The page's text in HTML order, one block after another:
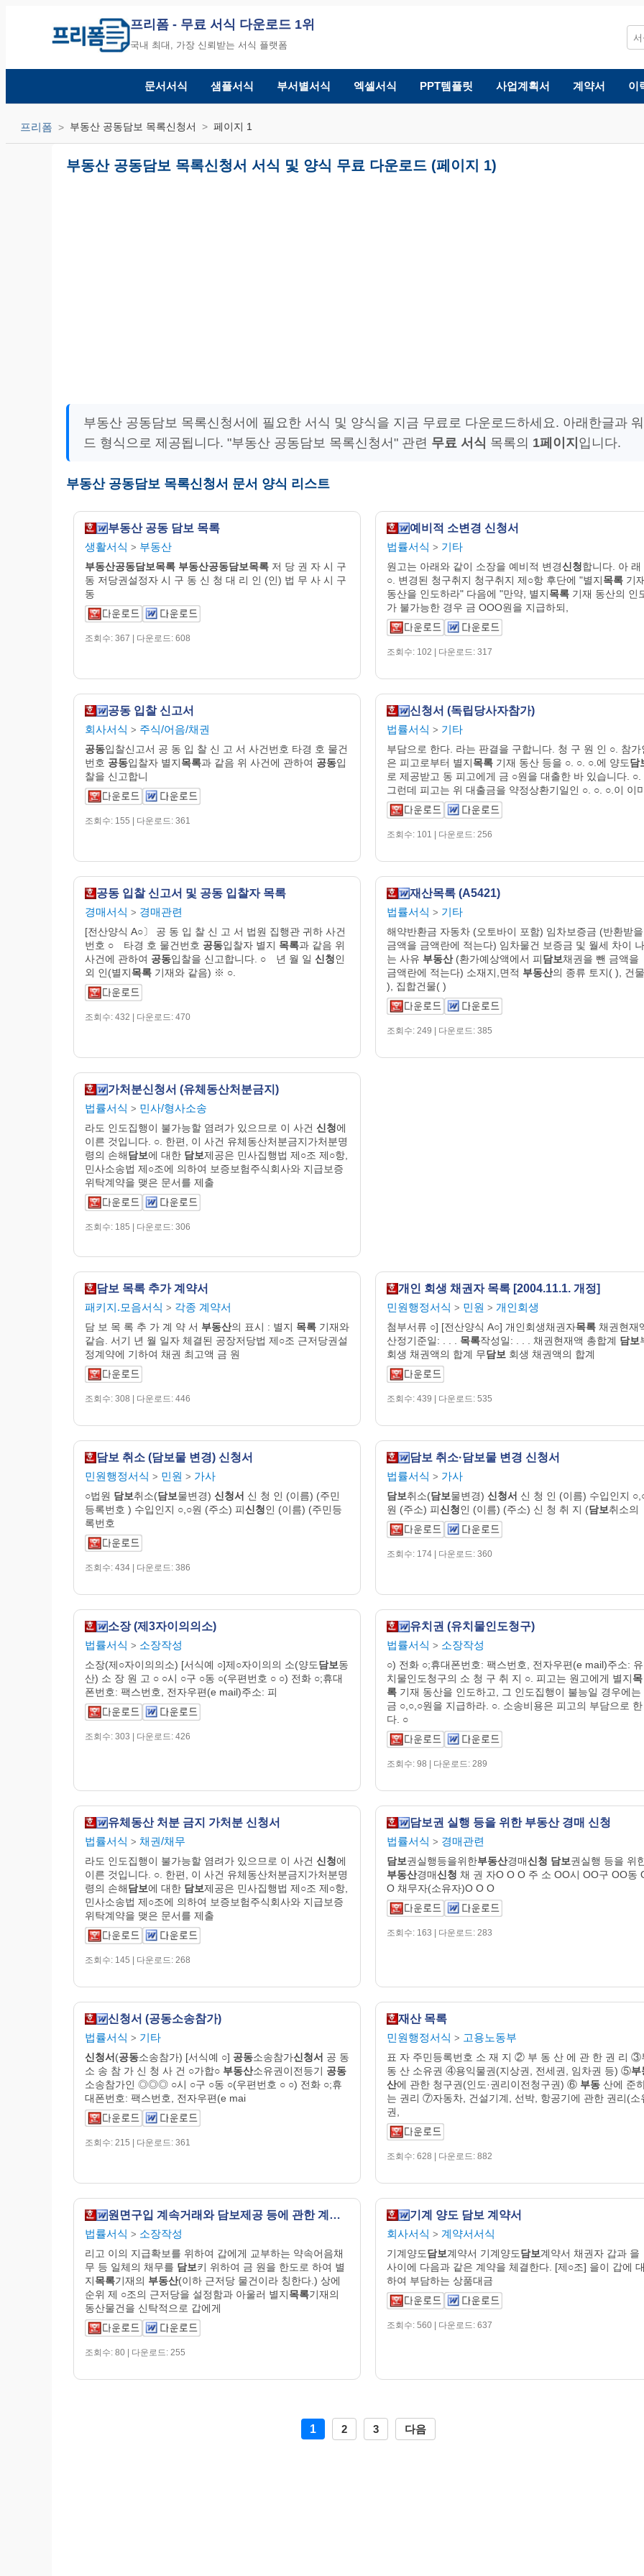
프리폼 - 무료 서식 다운로드 1위
국내 최대, 가장 신뢰받는 서식 플랫폼
문서서식 샘플서식 부서별서식 엑셀서식 PPT템플릿 사업계획서 계약서 이
프리폼 부동산 공동담보 목록신청서 페이지 1
부동산 공동담보 목록신청서 서식 및 양식 무료 다운로드 (페이지 1)
부동산 공동담보 목록신청서에 필요한 서식 및 양식을 지금 무료로 다운로드하세요. 아래한글과 워
드 형식으로 제공됩니다. "부동산 공동담보 목록신청서" 관련 무료 서식 목록의 1페이지 입니다.
부동산 공동담보 목록신청서 문서 양식 리스트
부동산 공동 담보 목록
생활서식 > 부동산
부동산공동담보목록 부동산공동담보목록 저 당 권 자 시 구
동 저당권설정자 시 구 동 신 청 대 리 인 (인) 법 무 사 시 구
동
조회수: 367 | 다운로드: 608
예비적 소변경 신청서
법률서식 > 기타
원고는 아래와 같이 소장을 예비적 변경신청합니다. 아 래
○. 변경된 청구취지 청구취지 제○항 후단에 "별지목록 기
동산을 인도하라" 다음에 "만약, 별지목록 기재 동산의 인
가 불가능한 경우 금 OOO원을 지급하되,
조회수: 102 | 다운로드: 317
공동 입찰 신고서
회사서식 > 주식/어음/채권
공동입찰신고서 공 동 입 찰 신 고 서 사건번호 타경 호 물건
번호 공동입찰자 별지목록과 같음 위 사건에 관하여 공동입
찰을 신고합니
조회수: 155 | 다운로드: 361
신청서 (독립당사자참가)
법률서식 > 기타
부담으로 한다. 라는 판결을 구합니다. 청 구 원 인 ○. 참가
은 피고로부터 별지목록 기재 동산 등을 ○. ○. ○.에 양도담
로 제공받고 동 피고에게 금 ○원을 대출한 바 있습니다. ○.
그런데 피고는 위 대출금을 약정상환기일인 ○. ○. ○.이 이
조회수: 101 | 다운로드: 256
공동 입찰 신고서 및 공동 입찰자 목록
경매서식 > 경매관련
[전산양식 A○〕 공 동 입 찰 신 고 서 법원 집행관 귀하 사건
번호 ○ 타경 호 물건번호 공동입찰자 별지 목록과 같음 위
사건에 관하여 공동입찰을 신고합니다. ○ 년 월 일 신청인
외 인(별지목록 기재와 같음) ※ ○.
조회수: 432 | 다운로드: 470
재산목록 (A5421)
법률서식 > 기타
해약반환금 자동차 (오토바이 포함) 임차보증금 (반환받을
금액을 금액란에 적는다) 임차물건 보증금 및 월세 차이 나
는 사유 부동산(환가예상액에서 피담보채권을 뺀 금액을
금액란에 적는다) 소재지,면적 부동산의 종류 토지( ), 건
), 집합건물( )
조회수: 249 | 다운로드: 385
가처분신청서 (유체동산처분금지)
법률서식 > 민사/형사소송
라도 인도집행이 불가능할 염려가 있으므로 이 사건 신청에
이른 것입니다. ○. 한편, 이 사건 유체동산처분금지가처분명
령의 손해담보에 대한 담보제공은 민사집행법 제○조 제○항,
민사소송법 제○조에 의하여 보증보험주식회사와 지급보증
위탁계약을 맺은 문서를 제출
조회수: 185 | 다운로드: 306
담보 목록 추가 계약서
패키지.모음서식 > 각종 계약서
담 보 목 록 추 가 계 약 서 부동산의 표시 : 별지 목록 기재와
같슴. 서기 년 월 일자 체결된 공장저당법 제○조 근저당권설
정계약에 기하여 채권 최고액 금 원
조회수: 308 | 다운로드: 446
개인 회생 채권자 목록 [2004.11.1. 개정]
민원행정서식 > 민원 > 개인회생
첨부서류 ○] [전산양식 A○] 개인회생채권자목록 채권현재
산정기준일: . . . 목록작성일: . . . 채권현재액 총합계 담보
회생 채권액의 합계 무담보 회생 채권액의 합계
조회수: 439 | 다운로드: 535
담보 취소 (담보물 변경) 신청서
민원행정서식 > 민원 > 가사
○법원 담보취소(담보물변경) 신청서 신 청 인 (이름) (주민
등록번호 ) 수입인지 ○,○원 (주소) 피신청인 (이름) (주민등
록번호
조회수: 434 | 다운로드: 386
담보 취소·담보물 변경 신청서
법률서식 > 가사
담보취소(담보물변경) 신청서 신 청 인 (이름) 수입인지
원 (주소) 피신청인 (이름) (주소) 신 청 취 지 (담보취소의
조회수: 174 | 다운로드: 360
소장 (제3자이의의소)
법률서식 > 소장작성
소장(제○자이의의소) [서식예 ○]제○자이의의 소(양도담보동
산) 소 장 원 고 ○ ○시 ○구 ○동 ○(우편번호 ○ ○) 전화 ○;휴대
폰번호: 팩스번호, 전자우편(e mail)주소: 피
조회수: 303 | 다운로드: 426
유치권 (유치물인도청구)
법률서식 > 소장작성
○) 전화 ○;휴대폰번호: 팩스번호, 전자우편(e mail)주소: 유
치물인도청구의 소 청 구 취 지 ○. 피고는 원고에게 별지목
록 기재 동산을 인도하고, 그 인도집행이 불능일 경우에는
금 ○,○,○원을 지급하라. ○. 소송비용은 피고의 부담으로 한
다. ○
조회수: 98 | 다운로드: 289
유체동산 처분 금지 가처분 신청서
법률서식 > 채권/채무
라도 인도집행이 불가능할 염려가 있으므로 이 사건 신청에
이른 것입니다. ○. 한편, 이 사건 유체동산처분금지가처분명
령의 손해담보에 대한 담보제공은 민사집행법 제○조 제○항,
민사소송법 제○조에 의하여 보증보험주식회사와 지급보증
위탁계약을 맺은 문서를 제출
조회수: 145 | 다운로드: 268
담보권 실행 등을 위한 부동산 경매 신청
법률서식 > 경매관련
담보권실행등을위한부동산경매신청 담보권실행 등을 위
부동산경매신청 채 권 자O O O 주 소 OO시 OO구 OO동
O 채무자(소유자)O O O
조회수: 163 | 다운로드: 283
신청서 (공동소송참가)
법률서식 > 기타
신청서(공동소송참가) [서식예 ○] 공동소송참가신청서 공 동
소 송 참 가 신 청 사 건 ○가합○ 부동산소유권이전등기 공동
소송참가인 ◎◎◎ ○시 ○구 ○동 ○(우편번호 ○ ○) 전화 ○;휴
대폰번호: 팩스번호, 전자우편(e mai
조회수: 215 | 다운로드: 361
재산 목록
민원행정서식 > 고용노동부
표 자 주민등록번호 소 재 지 ② 부 동 산 에 관 한 권 리 ③
동 산 소유권 ④용익물권(지상권, 전세권, 임차권 등) ⑤부
산에 관한 청구권(인도·권리이전청구권) ⑥ 부동 산에 준
는 권리 ⑦자동차, 건설기계, 선박, 항공기에 관한 권리(소
권,
조회수: 628 | 다운로드: 882
원면구입 계속거래와 담보제공 등에 관한 계약증서
법률서식 > 소장작성
리고 이의 지급확보를 위하여 갑에게 교부하는 약속어음채
무 등 일체의 채무를 담보키 위하여 금 원을 한도로 하여 별
지목록기재의 부동산(이하 근저당 물건이라 칭한다.) 상에
순위 제 ○조의 근저당을 설정함과 아울러 별지목록기재의
동산물건을 신탁적으로 갑에게
조회수: 80 | 다운로드: 255
기계 양도 담보 계약서
회사서식 > 계약서서식
기계양도담보계약서 기계양도담보계약서 채권자 갑과 을
사이에 다음과 같은 계약을 체결한다. [제○조] 을이 갑에
하여 부담하는 상품대금
조회수: 560 | 다운로드: 637
1 2 3 다음